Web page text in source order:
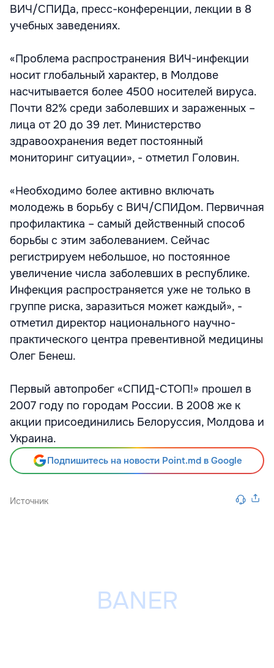
ВИЧ/СПИДа, пресс-конференции, лекции в 8
учебных заведениях.
«Проблема распространения ВИЧ-инфекции
носит глобальный характер, в Молдове
насчитывается более 4500 носителей вируса.
Почти 82% среди заболевших и зараженных –
лица от 20 до 39 лет. Министерство
здравоохранения ведет постоянный
мониторинг ситуации», - отметил Головин.
«Необходимо более активно включать
молодежь в борьбу с ВИЧ/СПИДом. Первичная
профилактика – самый действенный способ
борьбы с этим заболеванием. Сейчас
регистрируем небольшое, но постоянное
увеличение числа заболевших в республике.
Инфекция распространяется уже не только в
группе риска, заразиться может каждый», -
отметил директор национального научно-
практического центра превентивной медицины
Олег Бенеш.
Первый автопробег «СПИД-СТОП!» прошел в
2007 году по городам России. В 2008 же к
акции присоединились Белоруссия, Молдова и
Украина.
Подпишитесь на новости Point.md в Google
Источник